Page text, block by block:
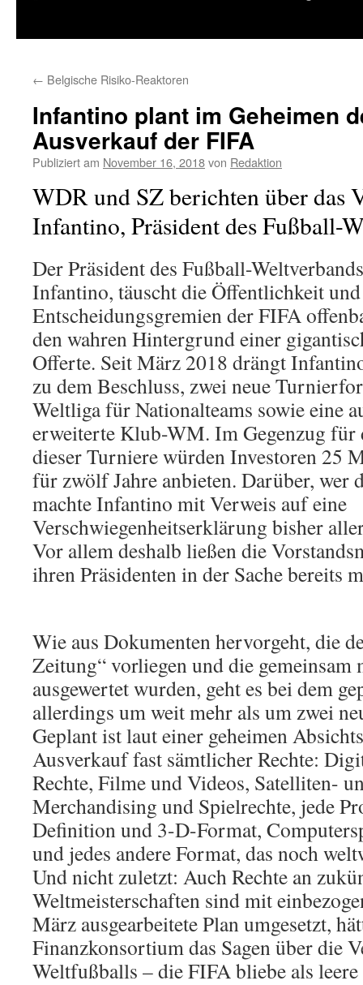
← Belgische Risiko-Reaktoren
Infantino plant im Geheimen
Ausverkauf der FIFA
Publiziert am November 16, 2018von Redaktion
WDR und SZ berichten über das
Infantino, Präsident des Fußball-
Der Präsident des Fußball-
Infantino, täuscht die Öffentlichkeit
Entscheidungsgremien der FIFA
den wahren Hintergrund einer
Offerte. Seit März 2018 drängt
zu dem Beschluss, zwei neue
Weltliga für Nationalteams sowie eine
erweiterte Klub-WM. Im Gegenzug für
dieser Turniere würden Investoren 25
für zwölf Jahre anbieten. Darüber, wer
machte Infantino mit Verweis auf eine
Verschwiegenheitserklärung bisher
Vor allem deshalb ließen die
ihren Präsidenten in der Sache bereits
Wie aus Dokumenten hervorgeht, die
Zeitung“ vorliegen und die
ausgewertet wurden, geht es bei dem
allerdings um weit mehr als um zwei
Geplant ist laut einer geheimen
Ausverkauf fast sämtlicher Rechte:
Rechte, Filme und Videos, Satelliten-
Merchandising und Spielrechte, jede
Definition und 3-D-Format,
und jedes andere Format, das noch
Und nicht zuletzt: Auch Rechte an
Weltmeisterschaften sind mit
März ausgearbeitete Plan umgesetzt,
Finanzkonsortium das Sagen über die
Weltfußballs – die FIFA bliebe als